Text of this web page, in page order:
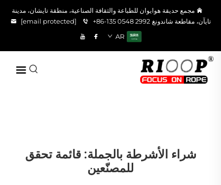
مجمع حديقة هوايوان للطباعة والثقافة الصناعية، منطقة تايشان، مدينة
تايآن، مقاطعة شاندونغ +86-135 0548 2992
[email protected]
AR
شراء الأشرطة بالجملة: قائمة تحقق
للمصنّعين